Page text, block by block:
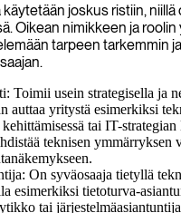
joskus ristiin, niillä
Oikean nimikkeen ja
tarpeen tarkemmin
Toimii usein strategisella ja
auttaa yritystä esimerkiksi
kehittämisessä tai IT-
teknisen ymmärryksen
On syväosaaja tietyllä
esimerkiksi tietoturva-
tai